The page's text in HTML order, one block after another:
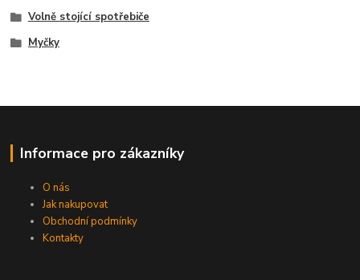
Volně stojící spotřebiče
Myčky
Informace pro zákazníky
O nás
Jak nakupovat
Obchodní podmínky
Kontakty